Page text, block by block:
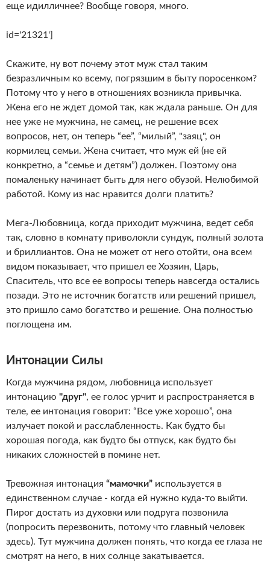
еще идилличнее? Вообще говоря, много.
id='21321']
Скажите, ну вот почему этот муж стал таким
безразличным ко всему, погрязшим в быту поросенком?
Потому что у него в отношениях возникла привычка.
Жена его не ждет домой так, как ждала раньше. Он для
нее уже не мужчина, не самец, не решение всех
вопросов, нет, он теперь “ее”, “милый”, "заяц", он
кормилец семьи. Жена считает, что муж ей (не ей
конкретно, а “семье и детям”) должен. Поэтому она
помаленьку начинает быть для него обузой. Нелюбимой
работой. Кому из нас нравится долги платить?
Мега-Любовница, когда приходит мужчина, ведет себя
так, словно в комнату приволокли сундук, полный золота
и бриллиантов. Она не может от него отойти, она всем
видом показывает, что пришел ее Хозяин, Царь,
Спаситель, что все ее вопросы теперь навсегда остались
позади. Это не источник богатств или решений пришел,
это пришло само богатство и решение. Она полностью
поглощена им.
Интонации Силы
Когда мужчина рядом, любовница использует
интонацию "друг", ее голос урчит и распространяется в
теле, ее интонация говорит: “Все уже хорошо”, она
излучает покой и расслабленность. Как будто бы
хорошая погода, как будто бы отпуск, как будто бы
никаких сложностей в помине нет.
Тревожная интонация “мамочки” используется в
единственном случае - когда ей нужно куда-то выйти.
Пирог достать из духовки или подруга позвонила
(попросить перезвонить, потому что главный человек
здесь). Тут мужчина должен понять, что когда ее глаза не
смотрят на него, в них солнце закатывается.